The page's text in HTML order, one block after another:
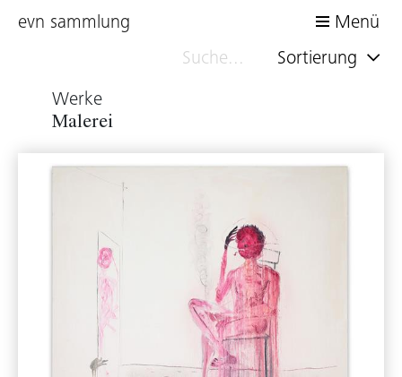
evn sammlung
Menü
Sortierung
Werke
Malerei